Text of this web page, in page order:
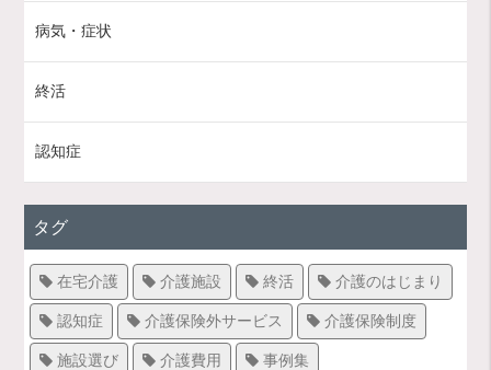
病気・症状
終活
認知症
タグ
在宅介護 介護施設 終活 介護のはじまり
認知症 介護保険外サービス 介護保険制度
施設選び 介護費用 事例集